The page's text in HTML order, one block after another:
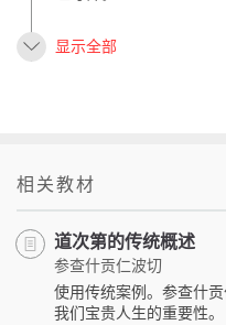
显示全部
相关教材
道次第的传统概述
参查什贡仁波切
使用传统案例。参查什
我们宝贵人生的重要性。